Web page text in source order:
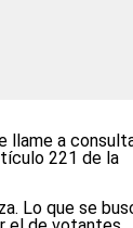
llame a
221 de la
Lo que se